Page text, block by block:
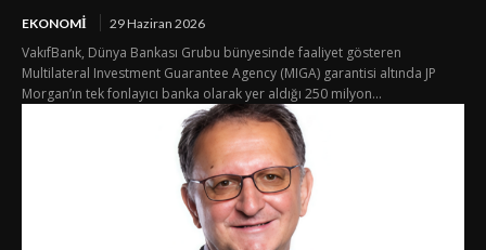
EKONOMI 29 Haziran 2026
VakıfBank, Dünya Bankası Grubu bünyesinde faaliyet gösteren
Multilateral Investment Guarantee Agency (MIGA) garantisi altında JP
Morgan’ın tek fonlayıcı banka olarak yer aldığı 250 milyon...